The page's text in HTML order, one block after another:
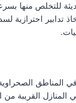
للتخلص منها
تدابير احترازية
في المناطق
المنازل القريبة من